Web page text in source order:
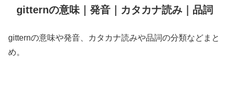
gitternの意味｜発音｜カタカナ読み｜品詞
gitternの意味や発音、カタカナ読みや品詞の分類などまと
め。